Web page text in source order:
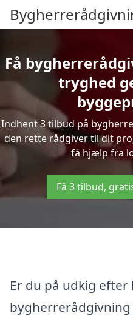
Få
tryghed
Indhent 3 tilbud på
den rette rådgiver til dit
få hjælp fra
Få 3 tilbud,
Er du på udkig
bygherrerådgivning